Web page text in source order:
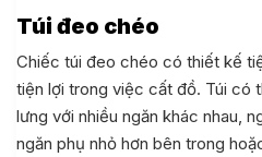
Túi đeo chéo
Chiếc túi đeo chéo có thiết kế
tiện lợi trong việc cất đồ. Túi có
lưng với nhiều ngăn khác nhau,
ngăn phụ nhỏ hơn bên trong